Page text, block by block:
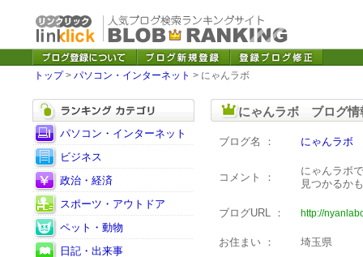
トップ> パソコン・インターネット > にゃんラボ
パソコン・インターネット
ビジネス
政治・経済
スポーツ・アウトドア
ペット・動物
日記・出来事
にゃんラボ ブログ情
ブログ名 ： にゃんラボ
コメント ：
にゃんラボ
見つかるかも
ブログURL ： http://
お住まい ： 埼玉県